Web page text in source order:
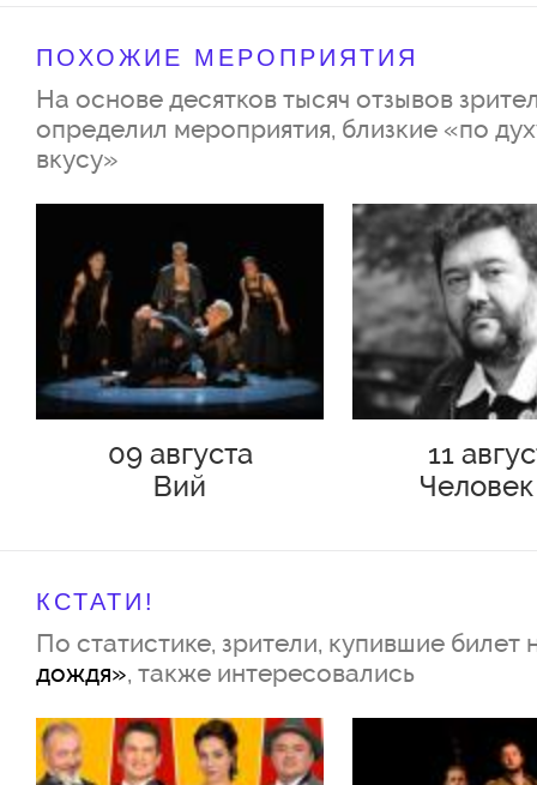
ПОХОЖИЕ МЕРОПРИЯТИЯ
На основе десятков тысяч отзывов
определил мероприятия, близкие «по
вкусу»
09 августа
Вий
11
КСТАТИ!
По статистике, зрители, купившие билет
дождя», также интересовались